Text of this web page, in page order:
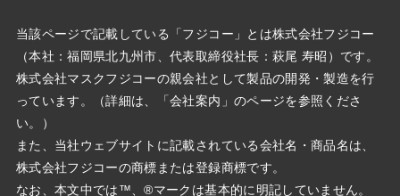
当該ページで記載している「フジコー」とは株式会社フジコー
（本社：福岡県北九州市、代表取締役社⻑：萩尾 寿昭）です。
株式会社マスクフジコーの親会社として製品の開発・製造を行
っています。（詳細は、「会社案内」のページを参照くださ
い。）
また、当社ウェブサイトに記載されている会社名・商品名は、
株式会社フジコーの商標または登録商標です。
なお、本文中では™、®マークは基本的に明記していません。